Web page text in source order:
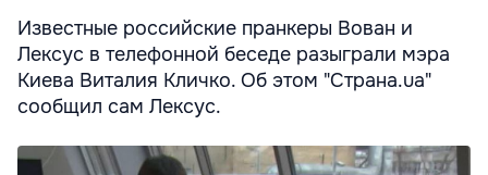
Известные российские пранкеры Вован и
Лексус в телефонной беседе разыграли мэра
Киева Виталия Кличко. Об этом "Страна.ua"
сообщил сам Лексус.